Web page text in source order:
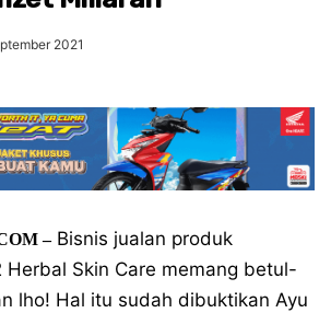
2021
–Bisnis jualan produk
Herbal Skin Care memang betul-
lho! Hal itu sudah dibuktikan Ayu